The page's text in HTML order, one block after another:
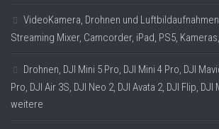
VideoKamera, Drohnen und
Streaming Mixer, Camcorder, iPad, PS5,
Drohnen, DJI Mini 5 Pro, DJI Mini 4 Pro, DJI
Pro, DJI Air 3S, DJI Neo 2, DJI Avata 2, DJI Flip,
weitere